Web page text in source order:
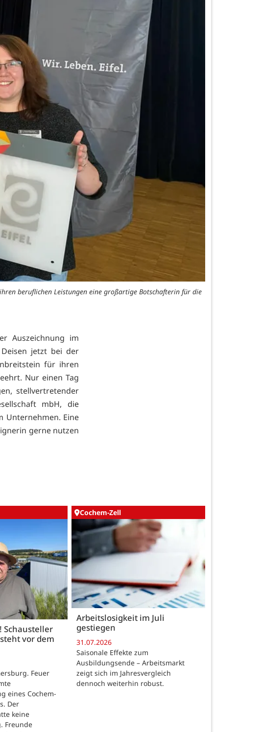
beruflichen Leistungen eine großartige Botschafterin für die
Auszeichnung im
Deisen jetzt bei der
für ihren
Nur einen Tag
stellvertretender
mbH, die
Unternehmen. Eine
gerne nutzen
Schausteller
vor dem
Feuer
eines Cochem-
Der
keine
Freunde
Cochem-Zell
Arbeitslosigkeit im Juli
gestiegen
31.07.2026
Saisonale Effekte zum
Ausbildungsende – Arbeitsmarkt
zeigt sich im Jahresvergleich
dennoch weiterhin robust.